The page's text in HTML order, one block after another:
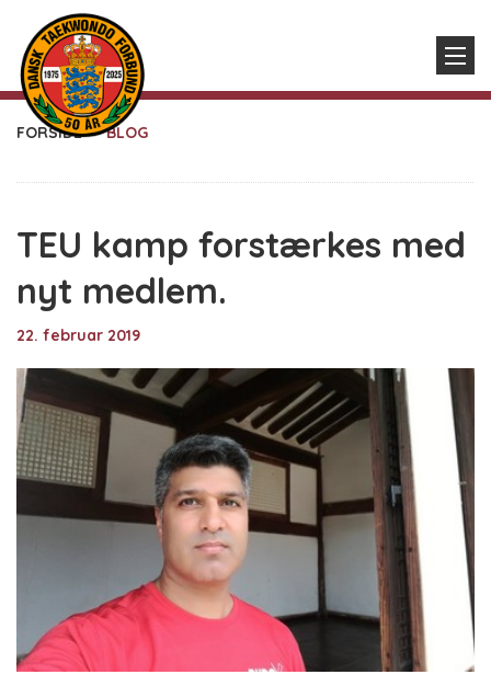
FORSIDE BLOG
TEU kamp forstærkes med
nyt medlem.
22. februar 2019